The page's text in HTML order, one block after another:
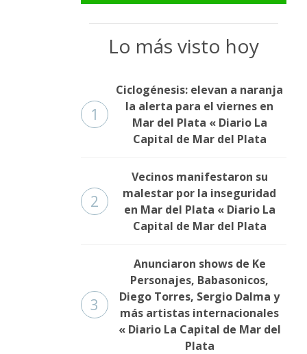
Lo más visto hoy
1
Ciclogénesis: elevan a naranja
la alerta para el viernes en
Mar del Plata « Diario La
Capital de Mar del Plata
2
Vecinos manifestaron su
malestar por la inseguridad
en Mar del Plata « Diario La
Capital de Mar del Plata
3
Anunciaron shows de Ke
Personajes, Babasonicos,
Diego Torres, Sergio Dalma y
más artistas internacionales
« Diario La Capital de Mar del
Plata